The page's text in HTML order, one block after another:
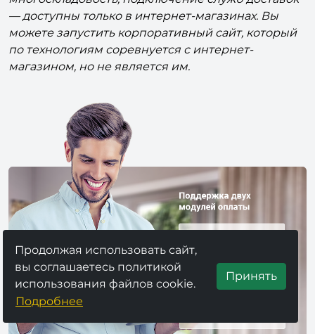
— доступны только в интернет-магазинах. Вы
можете запустить корпоративный сайт, который
по технологиям соревнуется с интернет-
магазином, но не является им.
Продолжая использовать сайт,
вы соглашаетесь политикой
использования файлов cookie.
Подробнее
Принять